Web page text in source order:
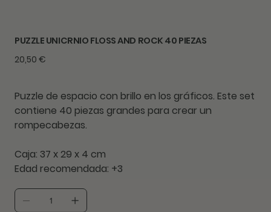
PUZZLE UNICRNIO FLOSS AND ROCK 40 PIEZAS
Precio
20,50 €
Puzzle de espacio con brillo en los gráficos. Este set
contiene 40 piezas grandes para crear un
rompecabezas.
Caja: 37 x 29 x 4 cm
Edad recomendada: +3